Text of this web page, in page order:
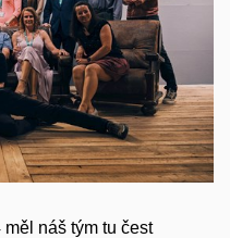
náš tým tu čest